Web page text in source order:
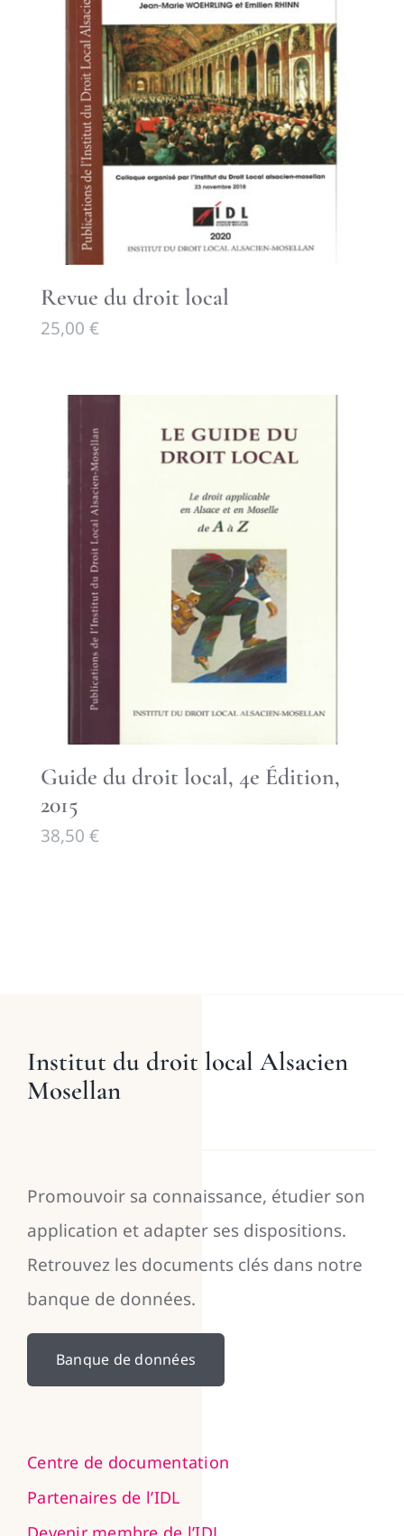
Revue du droit local
25,00 €
Guide du droit local, 4e Édition,
2015
38,50 €
Institut du droit local Alsacien
Mosellan
Promouvoir sa connaissance, étudier son
application et adapter ses dispositions.
Retrouvez les documents clés dans notre
banque de données.
Banque de données
Centre de documentation
Partenaires de l’IDL